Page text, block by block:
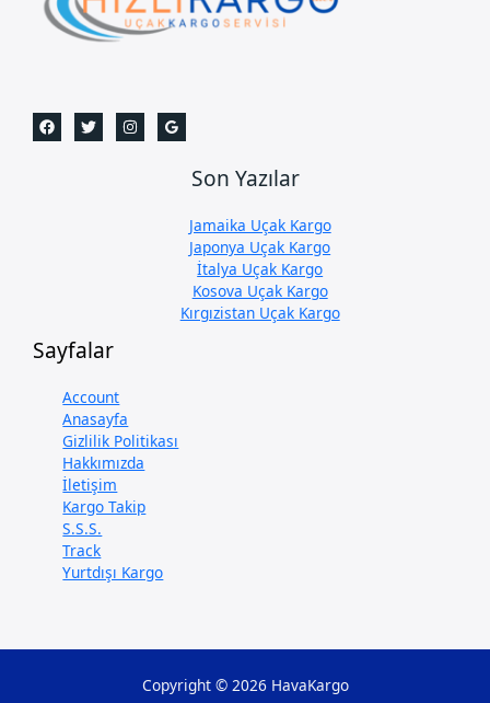
Son Yazılar
Jamaika Uçak Kargo
Japonya Uçak Kargo
İtalya Uçak Kargo
Kosova Uçak Kargo
Kırgızistan Uçak Kargo
Sayfalar
Account
Anasayfa
Gizlilik Politikası
Hakkımızda
İletişim
Kargo Takip
S.S.S.
Track
Yurtdışı Kargo
Copyright © 2026 HavaKargo